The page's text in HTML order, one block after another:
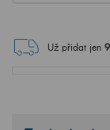
Už přidat jen